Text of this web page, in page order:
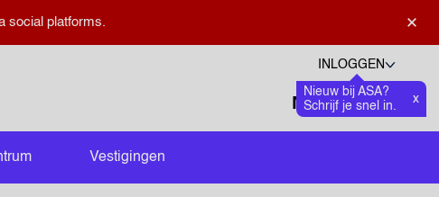
×
social platforms.
INLOGGEN
Nieuw bij ASA?
Schrijf je snel in.
x
Talen
Zoeken openen
0
Vestigingen